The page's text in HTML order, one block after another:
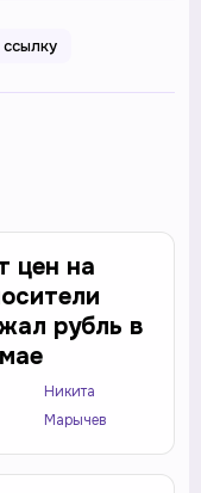
цен на
рубль в
Никита
Марычев